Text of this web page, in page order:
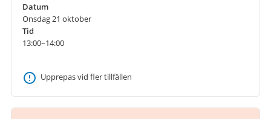
Datum
Onsdag 21 oktober
Tid
13:00–14:00
Upprepas vid fler tillfällen